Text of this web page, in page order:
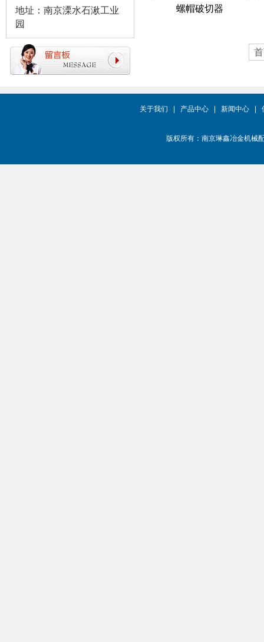
地址：南京溧水石湫工业
园
螺帽破切器
关于我们 产品中心| 新闻中心|
版权所有：南京琳鑫冶金机